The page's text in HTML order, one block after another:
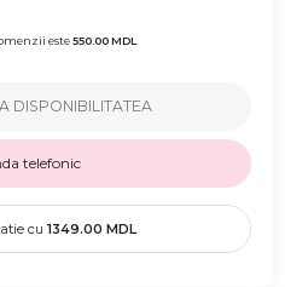
este550.00MDL
DISPONIBILITATEA
telefonic
cu 1349.00 MDL